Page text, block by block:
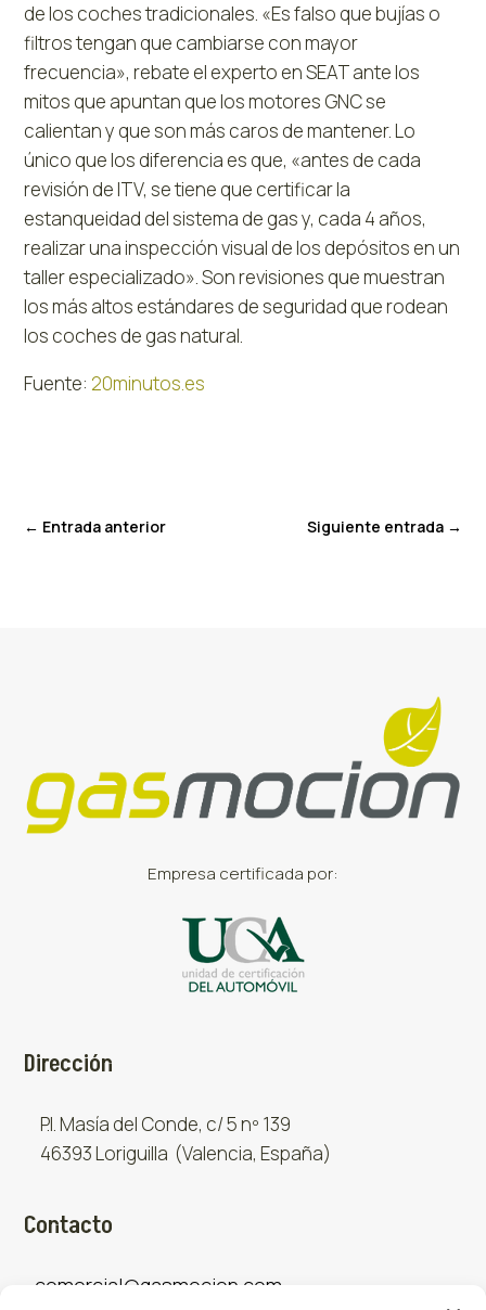
de los coches tradicionales. «Es falso que bujías o
filtros tengan que cambiarse con mayor
frecuencia», rebate el experto en SEAT ante los
mitos que apuntan que los motores GNC se
calientan y que son más caros de mantener. Lo
único que los diferencia es que, «antes de cada
revisión de ITV, se tiene que certificar la
estanqueidad del sistema de gas y, cada 4 años,
realizar una inspección visual de los depósitos en un
taller especializado». Son revisiones que muestran
los más altos estándares de seguridad que rodean
los coches de gas natural.
Fuente:20minutos.es
← Entrada anterior Siguiente entrada→
Empresa certificada por:
Dirección
P.I. Masía del Conde, c/ 5 nº 139
46393 Loriguilla (Valencia, España)
Contacto
comercial@gasmocion.com